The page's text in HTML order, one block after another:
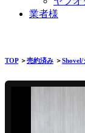
業者様
TOP＞売約済み ＞